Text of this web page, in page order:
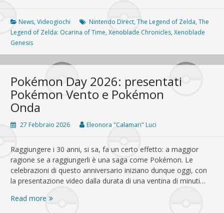
Xenoblade
Genesis,
of
Time
gli
altri
News,Videogiochi Nintendo Direct,The Legend of Zelda,The
Legend of Zelda: Ocarina of Time,Xenoblade Chronicles,Xenoblade
Genesis
Pokémon Day 2026: presentati
Pokémon Vento e Pokémon
Onda
27 Febbraio 2026 Eleonora "Calamari" Luci
Raggiungere i 30 anni, si sa, fa un certo effetto: a maggior
ragione se a raggiungerli è una saga come Pokémon. Le
celebrazioni di questo anniversario iniziano dunque oggi, con
la presentazione video dalla durata di una ventina di minuti…
Read more Pokémon